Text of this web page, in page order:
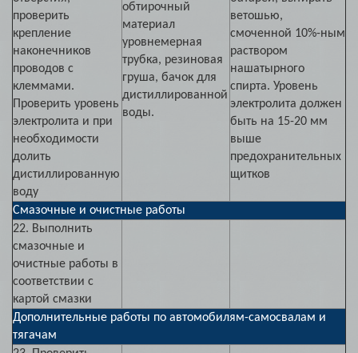
проверить
крепление
наконечников
проводов с
клеммами.
Проверить уровень
электролита и при
необходимости
долить
дистиллированную
воду
обтирочный
материал
уровнемерная
трубка, резиновая
груша, бачок для
дистиллированной
воды.
ветошью,
смоченной 10%-ным
раствором
нашатырного
спирта. Уровень
электролита должен
быть на 15-20 мм
выше
предохранительных
щитков
Смазочные и очистные работы
22. Выполнить
смазочные и
очистные работы в
соответствии с
картой смазки
Дополнительные работы по автомобилям-самосвалам и
тягачам